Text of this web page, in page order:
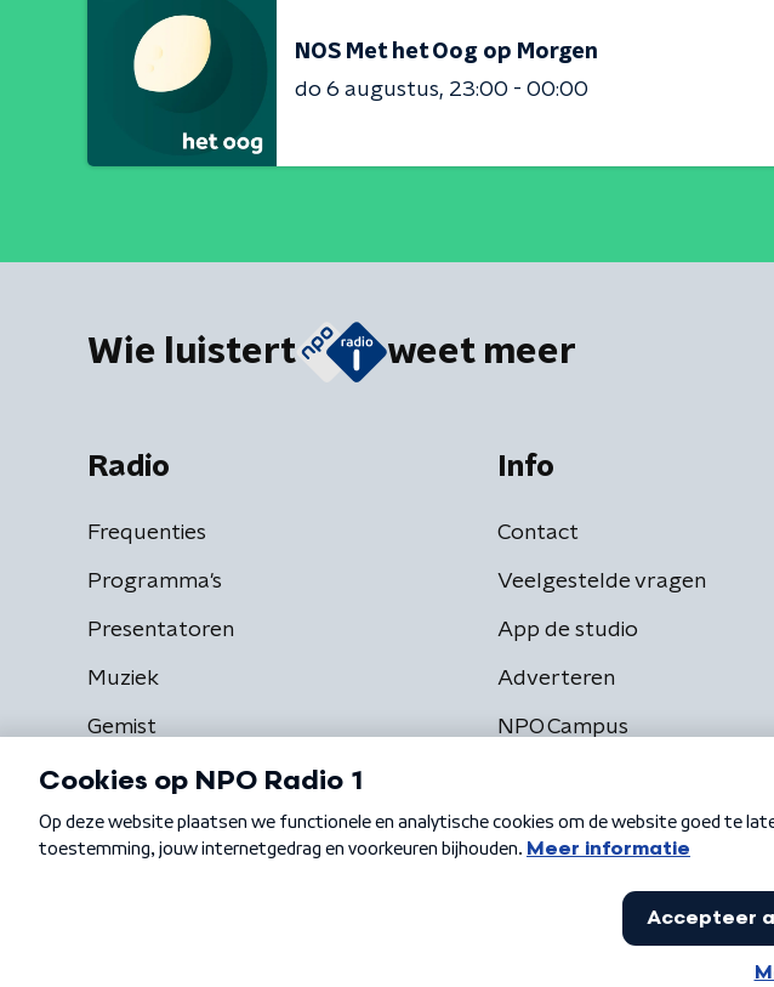
NOS Met het Oog op Morgen
do 6 augustus 23:00 - 00:00
Wie luistert weet meer
Radio
Frequenties
Programma's
Presentatoren
Muziek
Gemist
Info
Contact
Veelgestelde vragen
App de studio
Adverteren
NPO Campus
Algemene voorwaarden Privacybeleid